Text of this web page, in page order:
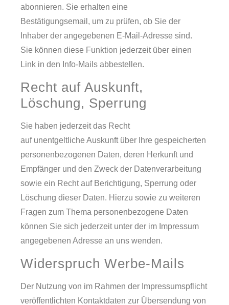
abonnieren. Sie erhalten eine
Bestätigungsemail, um zu prüfen, ob Sie der
Inhaber der angegebenen E-Mail-Adresse sind.
Sie können diese Funktion jederzeit über einen
Link in den Info-Mails abbestellen.
Recht auf Auskunft,
Löschung, Sperrung
Sie haben jederzeit das Recht
auf unentgeltliche Auskunft über Ihre gespeicherten
personenbezogenen Daten, deren Herkunft und
Empfänger und den Zweck der Datenverarbeitung
sowie ein Recht auf Berichtigung, Sperrung oder
Löschung dieser Daten. Hierzu sowie zu weiteren
Fragen zum Thema personenbezogene Daten
können Sie sich jederzeit unter der im Impressum
angegebenen Adresse an uns wenden.
Widerspruch Werbe-Mails
Der Nutzung von im Rahmen der Impressumspflicht
veröffentlichten Kontaktdaten zur Übersendung von